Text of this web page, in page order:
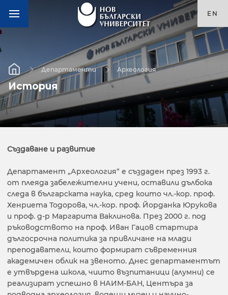
EN
Департаменти Археология
История
Създаване и развитие
Департамент „Археология“ е създаден през 1993 г.
от плеяда забележителни учени, оставили дълбока
следа в българската наука, сред които чл.-кор. проф.
Хенриета Тодорова, чл.-кор. проф. Йорданка Юрукова
и проф. д-р Маргарита Ваклинова. През 2000 г. под
ръководството на проф. Иван Гацов стартира
дългосрочна политика за привличане на млади
преподаватели, които формират съвременния
академичен облик на звеното. Днес департаментът
е утвърдена школа, чиито възпитаници (алумни) се
реализират успешно в НАИМ-БАН, Центъра за